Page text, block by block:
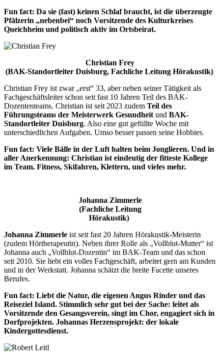
Fun fact: Da sie (fast) keinen Schlaf braucht, ist die überzeugte
Pfälzerin „nebenbei“ noch Vorsitzende des Kulturkreises
Queichheim und politisch aktiv im Ortsbeirat.
Christian Frey
(BAK-Standortleiter Duisburg, Fachliche Leitung Hörakustik)
Christian Frey ist zwar „erst“ 33, aber neben seiner Tätigkeit als
Fachgeschäftsleiter schon seit fast 10 Jahren Teil des BAK-
Dozententeams. Christian ist seit 2023 zudem Teil des
Führungsteams der Meisterwerk Gesundheitund BAK-
Standortleiter Duisburg. Also eine gut gefüllte Woche mit
unterschiedlichen Aufgaben. Umso besser passen seine Hobbies.
Fun fact: Viele Bälle in der Luft halten beim Jonglieren. Und in
aller Anerkennung: Christian ist eindeutig der fitteste Kollege
im Team. Fitness, Skifahren, Klettern, und vieles mehr.
Johanna Zimmerle
(Fachliche Leitung
Hörakustik)
Johanna Zimmerle ist seit fast 20 Jahren Hörakustik-Meisterin
(zudem Hörtherapeutin). Neben ihrer Rolle als „Vollblut-Mutter“ ist
Johanna auch „Vollblut-Dozentin“ im BAK-Team und das schon
seit 2010. Sie liebt ein volles Fachgeschäft, arbeitet gern am Kunden
und in der Werkstatt. Johanna schätzt die breite Facette unseres
Berufes.
Fun fact: Liebt die Natur, die eigenen Angus Rinder und das
Reiseziel Island. Stimmlich sehr gut bei der Sache: leitet als
Vorsitzende den Gesangsverein, singt im Chor, engagiert sich in
Dorfprojekten. Johannas Herzensprojekt: der lokale
Kindergottesdienst.